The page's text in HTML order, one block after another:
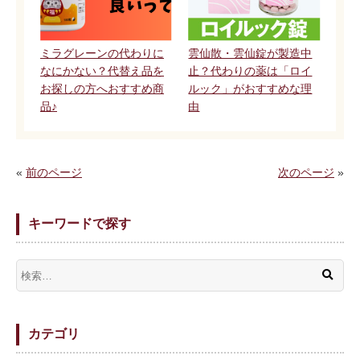
ミラグレーンの代わりに
なにかない？代替え品を
お探しの方へおすすめ商
品♪
雲仙散・雲仙錠が製造中
止？代わりの薬は「ロイ
ルック」がおすすめな理
由
« 前のページ 次のページ »
キーワードで探す
カテゴリ